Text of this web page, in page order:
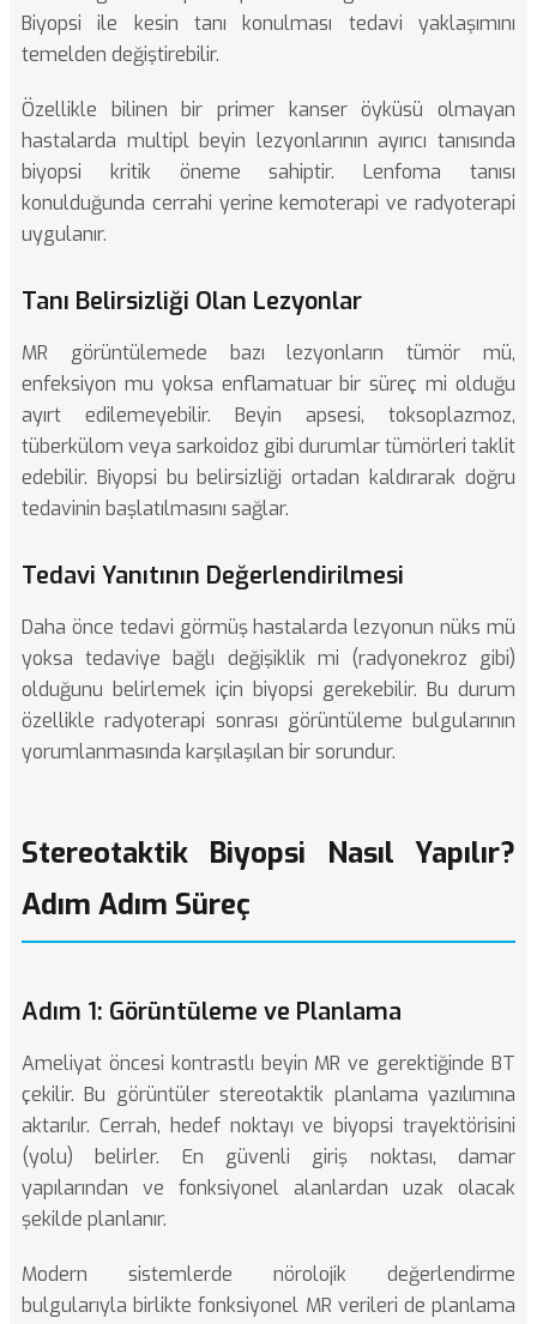
Biyopsi ile kesin tanı konulması tedavi yaklaşımını
temelden değiştirebilir.
Özellikle bilinen bir primer kanser öyküsü olmayan
hastalarda multipl beyin lezyonlarının ayırıcı tanısında
biyopsi kritik öneme sahiptir. Lenfoma tanısı
konulduğunda cerrahi yerine kemoterapi ve radyoterapi
uygulanır.
Tanı Belirsizliği Olan Lezyonlar
MR görüntülemede bazı lezyonların tümör mü,
enfeksiyon mu yoksa enflamatuar bir süreç mi olduğu
ayırt edilemeyebilir. Beyin apsesi, toksoplazmoz,
tüberkülom veya sarkoidoz gibi durumlar tümörleri taklit
edebilir. Biyopsi bu belirsizliği ortadan kaldırarak doğru
tedavinin başlatılmasını sağlar.
Tedavi Yanıtının Değerlendirilmesi
Daha önce tedavi görmüş hastalarda lezyonun nüks mü
yoksa tedaviye bağlı değişiklik mi (radyonekroz gibi)
olduğunu belirlemek için biyopsi gerekebilir. Bu durum
özellikle radyoterapi sonrası görüntüleme bulgularının
yorumlanmasında karşılaşılan bir sorundur.
Stereotaktik Biyopsi Nasıl Yapılır?
Adım Adım Süreç
Adım 1: Görüntüleme ve Planlama
Ameliyat öncesi kontrastlı beyin MR ve gerektiğinde BT
çekilir. Bu görüntüler stereotaktik planlama yazılımına
aktarılır. Cerrah, hedef noktayı ve biyopsi trayektörisini
(yolu) belirler. En güvenli giriş noktası, damar
yapılarından ve fonksiyonel alanlardan uzak olacak
şekilde planlanır.
Modern sistemlerde nörolojik değerlendirme
bulgularıyla birlikte fonksiyonel MR verileri de planlama